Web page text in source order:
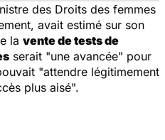
des Droits des femmes
avait estimé sur son
la vente de tests de
serait "une avancée" pour
"attendre légitimement
plus aisé".